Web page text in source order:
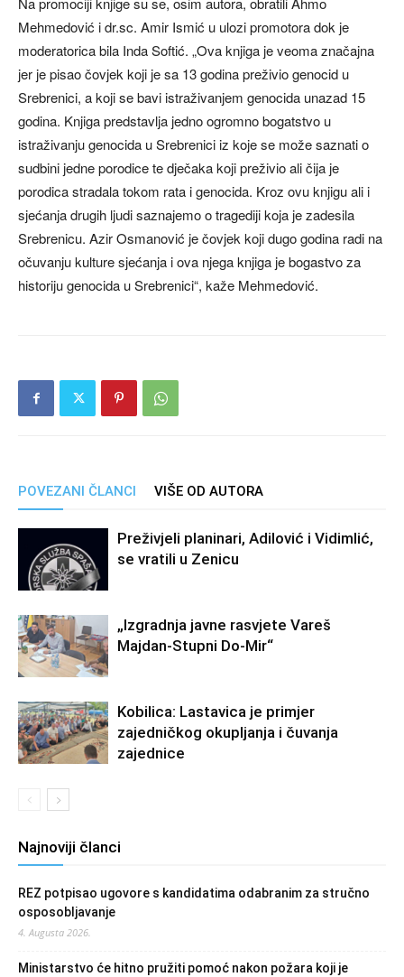
Mehmedović i dr.sc. Amir Ismić u ulozi promotora dok je
moderatorica bila Inda Softić. „Ova knjiga je veoma značajna
jer je pisao čovjek koji je sa 13 godina preživio genocid u
Srebrenici, a koji se bavi istraživanjem genocida unazad 15
godina. Knjiga predstavlja jedno ogromno bogatstvo u
istraživanju genocida u Srebrenici iz koje se može saznati o
sudbini jedne porodice te dječaka koji preživio ali čija je
porodica stradala tokom rata i genocida. Kroz ovu knjigu ali i
sjećanja drugih ljudi saznajemo o tragediji koja je zadesila
Srebrenicu. Azir Osmanović je čovjek koji dugo godina radi na
očuvanju kulture sjećanja i ova njega knjiga je bogastvo za
historiju genocida u Srebrenici“, kaže Mehmedović.
POVEZANI ČLANCI VIŠE OD AUTORA
Preživjeli planinari, Adilović i Vidimlić,
se vratili u Zenicu
„Izgradnja javne rasvjete Vareš
Majdan-Stupni Do-Mir“
Kobilica: Lastavica je primjer
zajedničkog okupljanja i čuvanja
zajednice
Najnoviji članci
REZ potpisao ugovore s kandidatima odabranim za stručno
osposobljavanje
4. Augusta 2026.
Ministarstvo će hitno pružiti pomoć nakon požara koji je